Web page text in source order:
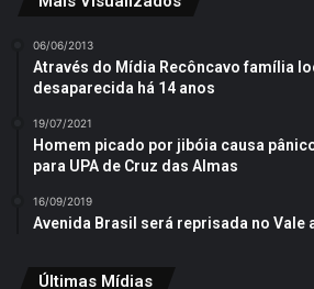
06/06/2013
Através do Mídia Recôncavo família
desaparecida há 14 anos
19/07/2021
Homem picado por jibóia causa
para UPA de Cruz das Almas
16/09/2019
Avenida Brasil será reprisada no Vale
Últimas Mídias